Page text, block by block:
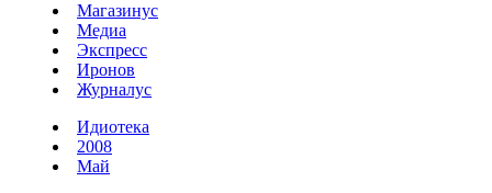
Магазинус
Медиа
Экспресс
Иронов
Журналус
Идиотека
2008
Май